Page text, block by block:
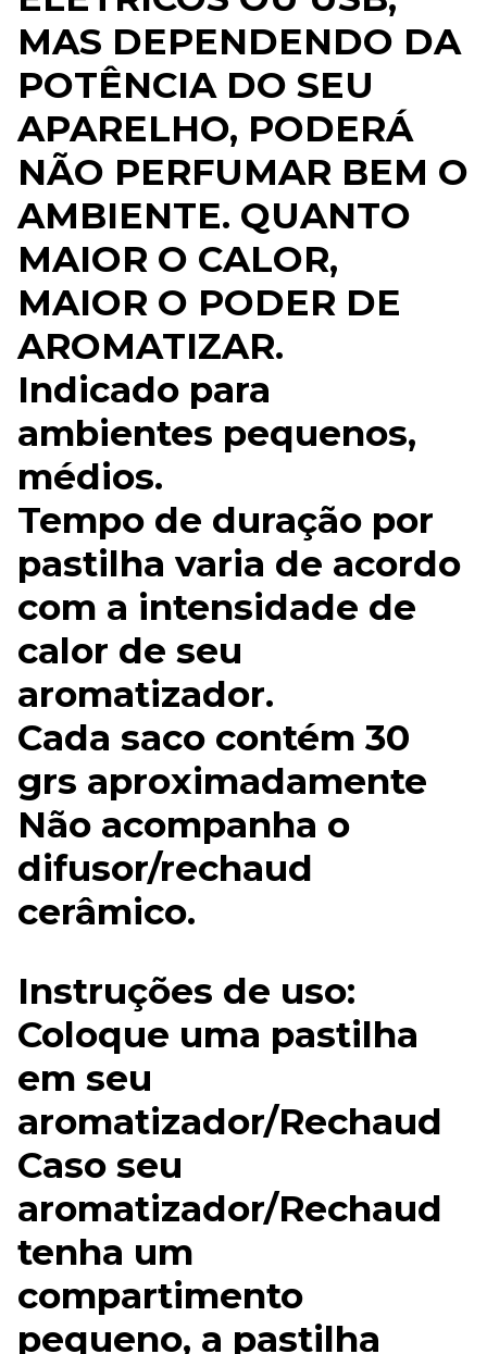
MAS DEPENDENDO DA
POTÊNCIA DO SEU
APARELHO, PODERÁ
NÃO PERFUMAR BEM O
AMBIENTE. QUANTO
MAIOR O CALOR,
MAIOR O PODER DE
AROMATIZAR.
Indicado para
ambientes pequenos,
médios.
Tempo de duração por
pastilha varia de acordo
com a intensidade de
calor de seu
aromatizador.
Cada saco contém 30
grs aproximadamente
Não acompanha o
difusor/rechaud
cerâmico.
Instruções de uso:
Coloque uma pastilha
em seu
aromatizador/Rechaud
Caso seu
aromatizador/Rechaud
tenha um
compartimento
pequeno, a pastilha